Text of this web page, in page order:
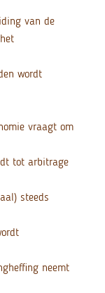
van de
wordt
vraagt om
tot arbitrage
steeds
neemt